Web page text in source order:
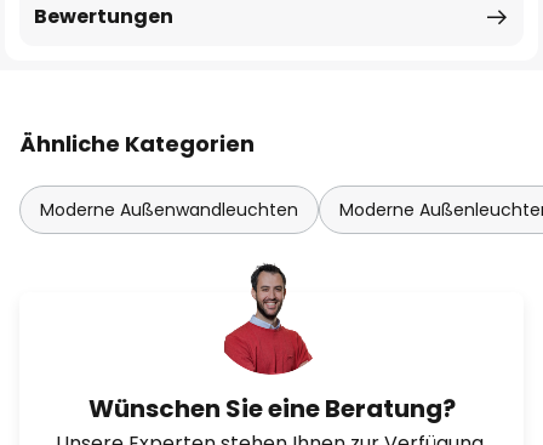
Bewertungen
Ähnliche Kategorien
Moderne Außenwandleuchten Moderne
Wünschen Sie eine Beratung?